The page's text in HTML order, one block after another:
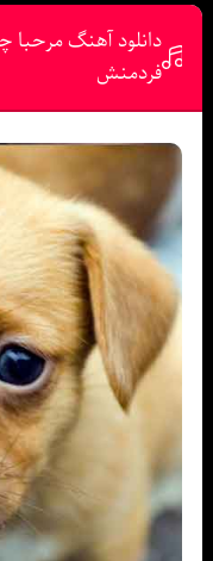
دانلود آهنگ
فردمنش